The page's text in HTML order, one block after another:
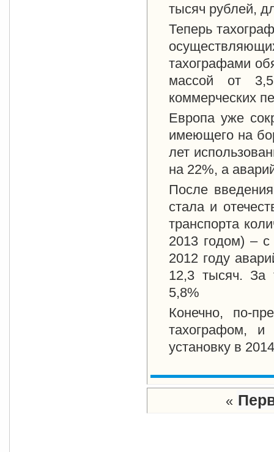
тысяч рублей,
Теперь
тахографами
массой от
коммерческих
Европа уже
имеющего на
лет
на 22%, а
После
стала и
транспорта
2013 годом) –
2012 году
12,3 тысяч. За
5,8%
Конечно, по-
тахографом,
установку в
«